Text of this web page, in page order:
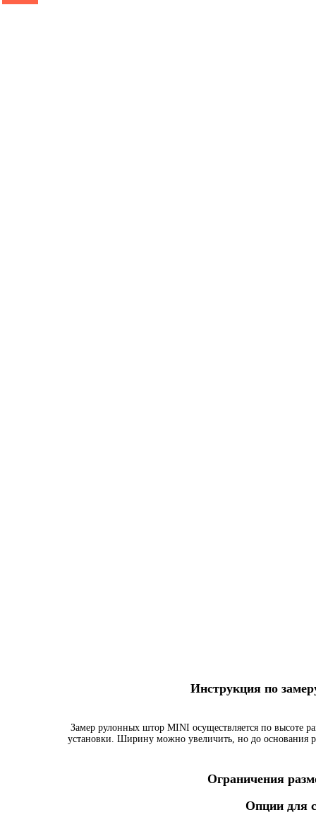
Инструкция по
Замер рулонных штор MINI осуществляется по высоте
установки. Ширину можно увеличить, но до основания
Ограничения
Опции для